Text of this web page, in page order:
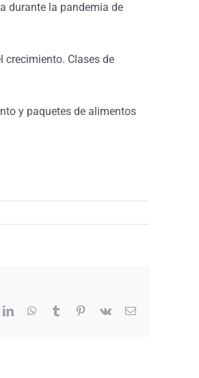
durante la pandemia de
crecimiento. Clases de
y paquetes de alimentos
LinkedInWhatsApp
Tumblr Pinterest
Vk Email